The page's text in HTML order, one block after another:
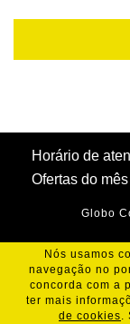
Horário de
Ofertas do mês
Globo
Nós usamos
navegação no
concorda com a
ter mais
de cookies.